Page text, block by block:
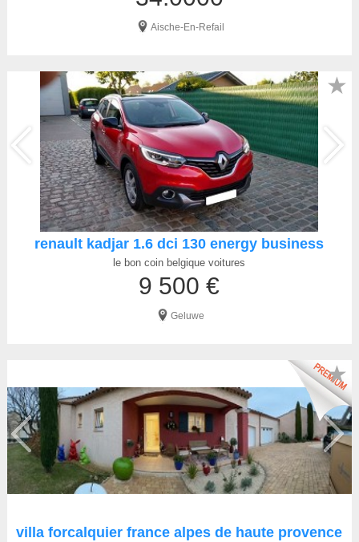
Aische-En-Refail
renault kadjar 1.6 dci 130 energy business
le bon coin belgique voitures
9 500 €
Geluwe
★
villa forcalquier france alpes de haute provence
★